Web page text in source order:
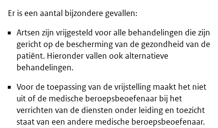
Er is een aantal bijzondere gevallen:
Artsen zijn vrijgesteld voor alle behandelingen die zijn
gericht op de bescherming van de gezondheid van de
patiënt. Hieronder vallen ook alternatieve
behandelingen.
Voor de toepassing van de vrijstelling maakt het niet
uit of de medische beroepsbeoefenaar bij het
verrichten van de diensten onder leiding en toezicht
staat van een andere medische beroepsbeoefenaar.